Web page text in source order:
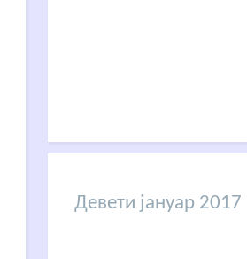
Девети јануар 2017